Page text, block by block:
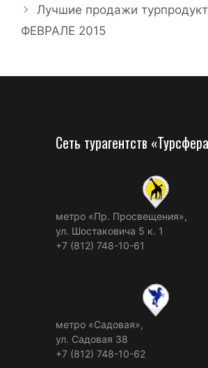
Лучшие продажи
ФЕВРАЛЕ 2015
Сеть турагентств
метро «Пр. Просвещения»,
ул. Шостаковича 5 к. 1
+7 (812) 748-10-61
метро «Садовая»,
ул. Садовая 38
+7 (812) 748-10-62